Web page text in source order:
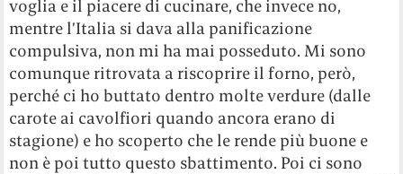
voglia e il piacere di cucinare, che invece no,
mentre l’Italia si dava alla panificazione
compulsiva, non mi ha mai posseduto. Mi sono
comunque ritrovata a riscoprire il forno, però,
perché ci ho buttato dentro molte verdure (dalle
carote ai cavolfiori quando ancora erano di
stagione) e ho scoperto che le rende più buone e
non è poi tutto questo sbattimento. Poi ci sono